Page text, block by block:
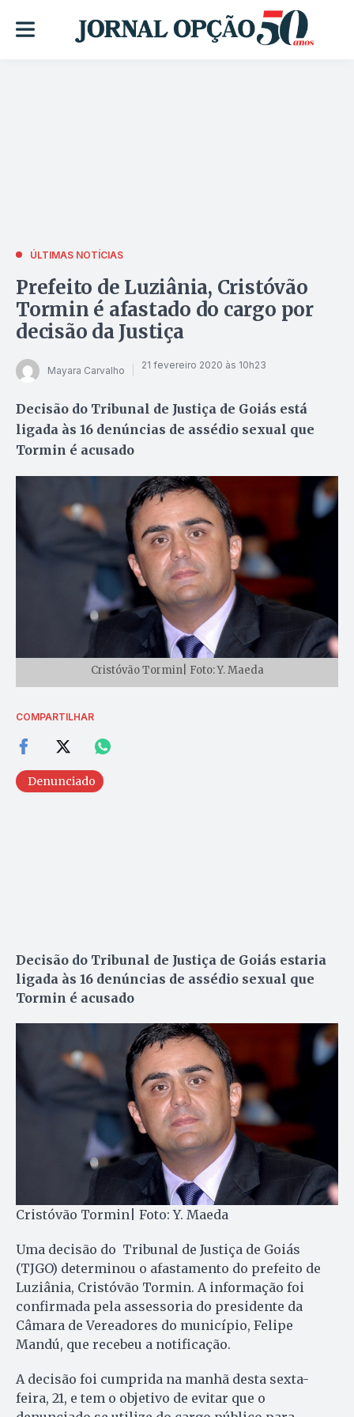
ÚLTIMAS NOTÍCIAS
Prefeito de Luziânia, Cristóvão
Tormin é afastado do cargo por
decisão da Justiça
Mayara Carvalho 21 fevereiro 2020 às 10h23
Decisão do Tribunal de Justiça de Goiás está
ligada às 16 denúncias de assédio sexual que
Tormin é acusado
Cristóvão Tormin| Foto: Y. Maeda
COMPARTILHAR
Denunciado
Decisão do Tribunal de Justiça de Goiás estaria
ligada às 16 denúncias de assédio sexual que
Tormin é acusado
Cristóvão Tormin| Foto: Y. Maeda
Uma decisão do Tribunal de Justiça de Goiás
(TJGO) determinou o afastamento do prefeito de
Luziânia, Cristóvão Tormin. A informação foi
confirmada pela assessoria do presidente da
Câmara de Vereadores do município, Felipe
Mandú, que recebeu a notificação.
A decisão foi cumprida na manhã desta sexta-
feira, 21, e tem o objetivo de evitar que o